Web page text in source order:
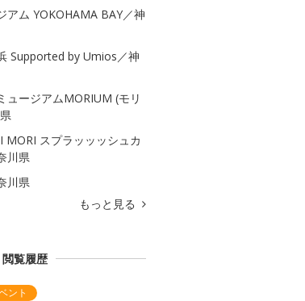
アム YOKOHAMA BAY／神
Supported by Umios／神
ュージアムMORIUM (モリ
MORI スプラッッッシュカ
川県
川県
もっと見る
閲覧履歴